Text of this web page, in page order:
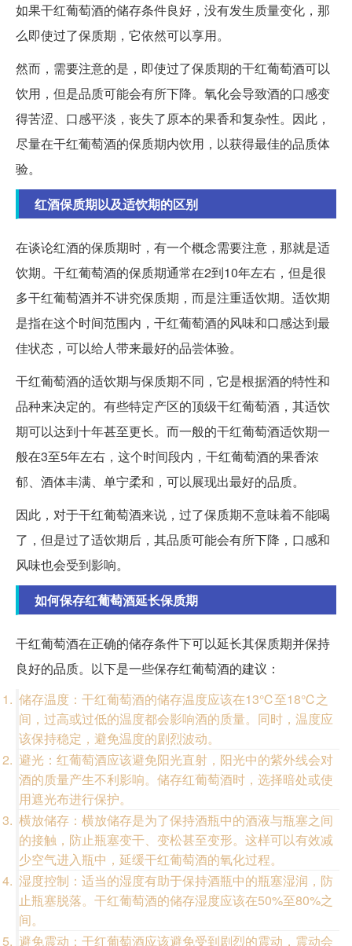
如果干红葡萄酒的储存条件良好，没有发生质量变化，那
么即使过了保质期，它依然可以享用。
然而，需要注意的是，即使过了保质期的干红葡萄酒可以
饮用，但是品质可能会有所下降。氧化会导致酒的口感变
得苦涩、口感平淡，丧失了原本的果香和复杂性。因此，
尽量在干红葡萄酒的保质期内饮用，以获得最佳的品质体
验。
红酒保质期以及适饮期的区别
在谈论红酒的保质期时，有一个概念需要注意，那就是适
饮期。干红葡萄酒的保质期通常在2到10年左右，但是很
多干红葡萄酒并不讲究保质期，而是注重适饮期。适饮期
是指在这个时间范围内，干红葡萄酒的风味和口感达到最
佳状态，可以给人带来最好的品尝体验。
干红葡萄酒的适饮期与保质期不同，它是根据酒的特性和
品种来决定的。有些特定产区的顶级干红葡萄酒，其适饮
期可以达到十年甚至更长。而一般的干红葡萄酒适饮期一
般在3至5年左右，这个时间段内，干红葡萄酒的果香浓
郁、酒体丰满、单宁柔和，可以展现出最好的品质。
因此，对于干红葡萄酒来说，过了保质期不意味着不能喝
了，但是过了适饮期后，其品质可能会有所下降，口感和
风味也会受到影响。
如何保存红葡萄酒延长保质期
干红葡萄酒在正确的储存条件下可以延长其保质期并保持
良好的品质。以下是一些保存红葡萄酒的建议：
储存温度：干红葡萄酒的储存温度应该在13℃至18℃之
间，过高或过低的温度都会影响酒的质量。同时，温度应
该保持稳定，避免温度的剧烈波动。
避光：红葡萄酒应该避免阳光直射，阳光中的紫外线会对
酒的质量产生不利影响。储存红葡萄酒时，选择暗处或使
用遮光布进行保护。
横放储存：横放储存是为了保持酒瓶中的酒液与瓶塞之间
的接触，防止瓶塞变干、变松甚至变形。这样可以有效减
少空气进入瓶中，延缓干红葡萄酒的氧化过程。
湿度控制：适当的湿度有助于保持酒瓶中的瓶塞湿润，防
止瓶塞脱落。干红葡萄酒的储存湿度应该在50%至80%之
间。
避免震动：干红葡萄酒应该避免受到剧烈的震动，震动会